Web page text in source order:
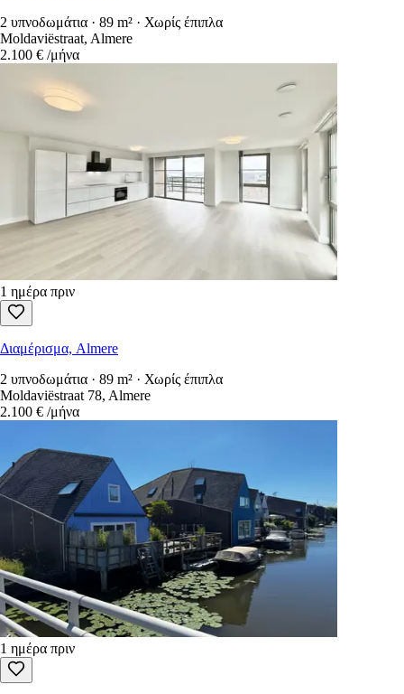
2 υπνοδωμάτια · 89 m² · Χωρίς έπιπλα
Moldaviëstraat, Almere
2.100 € /μήνα
1 ημέρα πριν
Διαμέρισμα, Almere
2 υπνοδωμάτια · 89 m² · Χωρίς έπιπλα
Moldaviëstraat 78, Almere
2.100 € /μήνα
1 ημέρα πριν